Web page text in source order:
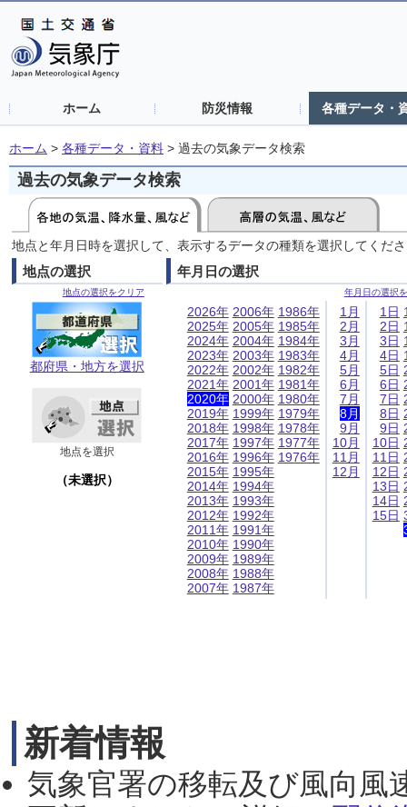
ホーム 防災情報 各種データ・
ホーム > 各種データ・資料 > 過去の気象データ検索
過去の気象データ検索
地点と年月日時を選択して、表示するデータの種類を選択してくだ
地点の選択
地点の選択をクリア
都府県・地方を選択
地点を選択
（未選択）
年月日の選択
年月日の選択
2026年
2025年
2024年
2023年
2022年
2021年
2020年
2019年
2018年
2017年
2016年
2015年
2014年
2013年
2012年
2011年
2010年
2009年
2008年
2007年
2006年
2005年
2004年
2003年
2002年
2001年
2000年
1999年
1998年
1997年
1996年
1995年
1994年
1993年
1992年
1991年
1990年
1989年
1988年
1987年
1986年
1985年
1984年
1983年
1982年
1981年
1980年
1979年
1978年
1977年
1976年
1月
2月
3月
4月
5月
6月
7月
8月
9月
10月
11月
12月
1日
2日
3日
4日
5日
6日
7日
8日
9日
10日
11日
12日
13日
14日
15日
新着情報
気象官署の移転及び風向風